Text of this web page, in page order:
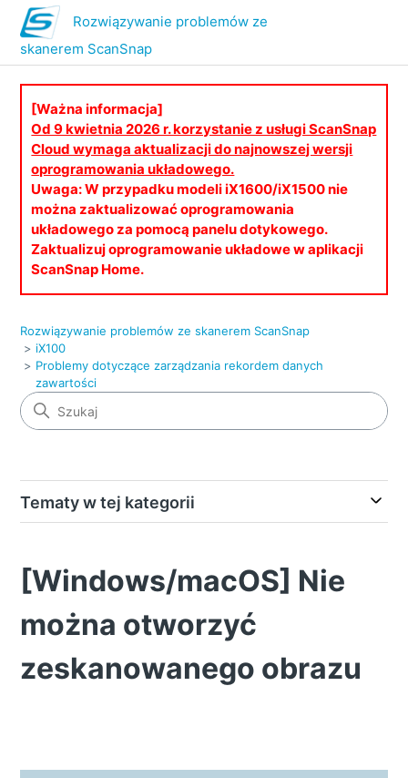
Rozwiązywanie problemów ze
skanerem ScanSnap
[Ważna informacja]
Od 9 kwietnia 2026 r. korzystanie z usługi ScanSnap
Cloud wymaga aktualizacji do najnowszej wersji
oprogramowania układowego.
Uwaga: W przypadku modeli iX1600/iX1500 nie
można zaktualizować oprogramowania
układowego za pomocą panelu dotykowego.
Zaktualizuj oprogramowanie układowe w aplikacji
ScanSnap Home.
Rozwiązywanie problemów ze skanerem ScanSnap
iX100
Problemy dotyczące zarządzania rekordem danych
zawartości
Tematy w tej kategorii
[Windows/macOS] Nie
można otworzyć
zeskanowanego obrazu